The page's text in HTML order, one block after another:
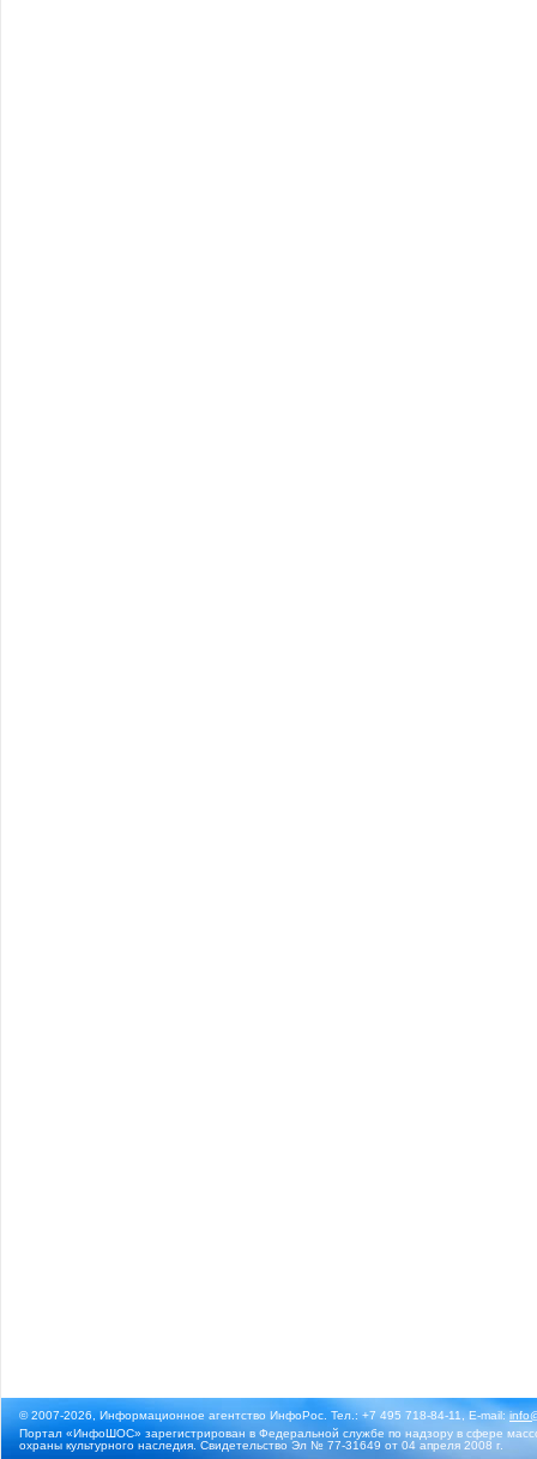
© 2007-2026, Информационное агентство ИнфоРос. Тел.: +7 495 718-84-11, E-mail:
Портал «ИнфоШОС» зарегистрирован в Федеральной службе по надзору в сфере
охраны культурного наследия. Свидетельство Эл № 77-31649 от 04 апреля 2008 г.